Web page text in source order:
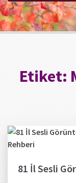
Etiket:
81 İl Sesli